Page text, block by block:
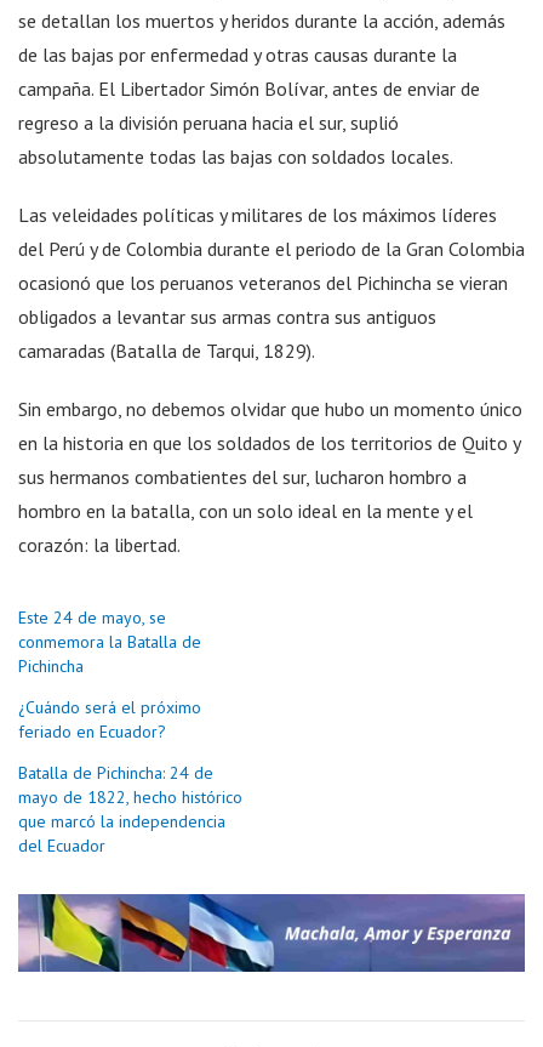
se detallan los muertos y heridos durante la acción, además
de las bajas por enfermedad y otras causas durante la
campaña. El Libertador Simón Bolívar, antes de enviar de
regreso a la división peruana hacia el sur, suplió
absolutamente todas las bajas con soldados locales.
Las veleidades políticas y militares de los máximos líderes
del Perú y de Colombia durante el periodo de la Gran Colombia
ocasionó que los peruanos veteranos del Pichincha se vieran
obligados a levantar sus armas contra sus antiguos
camaradas (Batalla de Tarqui, 1829).
Sin embargo, no debemos olvidar que hubo un momento único
en la historia en que los soldados de los territorios de Quito y
sus hermanos combatientes del sur, lucharon hombro a
hombro en la batalla, con un solo ideal en la mente y el
corazón: la libertad.
Este 24 de mayo, se
conmemora la Batalla de
Pichincha
¿Cuándo será el próximo
feriado en Ecuador?
Batalla de Pichincha: 24 de
mayo de 1822, hecho histórico
que marcó la independencia
del Ecuador